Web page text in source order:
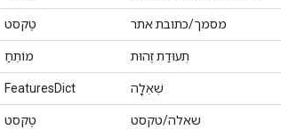
מסמך/כתובת אתר טֶקסט
תְעוּדַת זֶהוּת מוֹתֵחַ
שְׁאֵלָה FeaturesDict
שאלה/טקסט טֶקסט